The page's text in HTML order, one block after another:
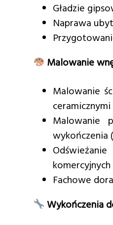
Gładzie
Naprawa
Malowanie
Malowanie
ceramicznymi
Malowanie
wykończenia
komercyjnych
Fachowe
Wykończenia